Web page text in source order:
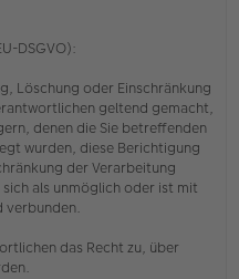
DSGVO):
Löschung oder Einschränkung
geltend gemacht,
denen die Sie betreffenden
wurden, diese Berichtigung
der Verarbeitung
als unmöglich oder ist mit
verbunden.
das Recht zu, über